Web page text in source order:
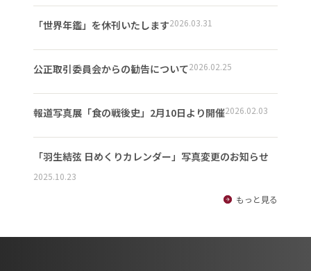
「世界年鑑」を休刊いたします2026.03.31
公正取引委員会からの勧告について2026.02.25
報道写真展「食の戦後史」2月10日より開催2026.02.03
「羽生結弦 日めくりカレンダー」写真変更のお知らせ
2025.10.23
もっと見る